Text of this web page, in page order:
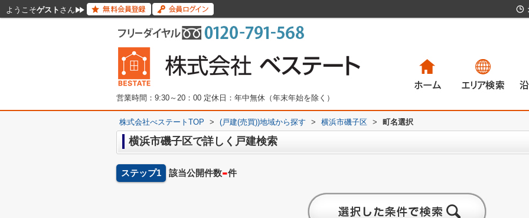
ようこそゲスト さん
営業時間：9:30～20：00 定休日：年中無休（年末年始を除く）
株式会社べステートTOP > (戸建(売買))地域から探す > 横浜市磯子区 > 町名選択
横浜市磯子区で詳しく戸建検索
ステップ1 該当公開件数-件